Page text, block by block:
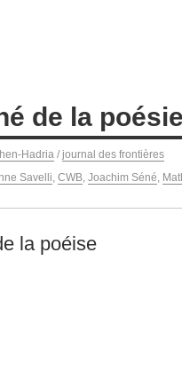
de la
Hadria / journal des frontières
Savelli, CWB, Joachim Séné,
la poéise